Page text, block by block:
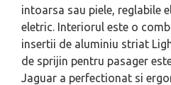
intoarsa sau piele, reglabile
eletric. Interiorul este o
insertii de aluminiu striat
de sprijin pentru pasager
Jaguar a perfectionat si